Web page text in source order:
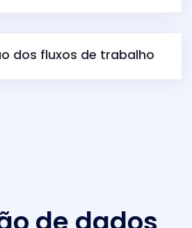
dos fluxos de trabalho